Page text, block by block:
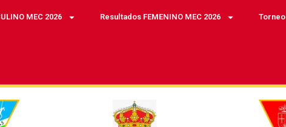
MEC 2026 Resultados FEMENINO MEC 2026 Torneo